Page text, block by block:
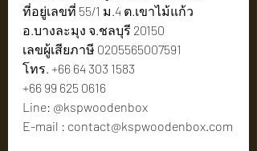
ที่อยู่เลขที่ 55/1 ม.4 ต.เขาไม้แก้ว
อ.บางละมุง จ.ชลบุรี 20150
เลขผู้เสียภาษี 0205565007591
โทร. +66 64 303 1583
+66 99 625 0616
Line: @kspwoodenbox
E-mail : contact@kspwoodenbox.com